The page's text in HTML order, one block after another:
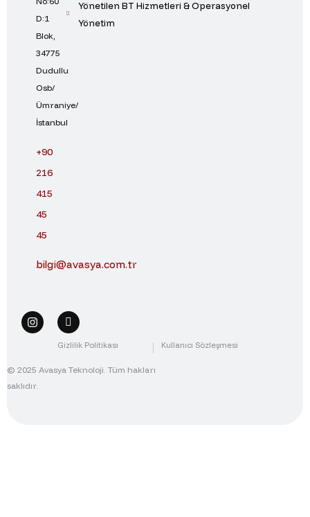
D:1
Blok,
34775
Dudullu
Osb/
Ümraniye/
İstanbul
+90
216
415
45
45
bilgi@avasya.com.tr
Yönetilen BT Hizmetleri & Operasyonel
Yönetim
Gizlilik Politikası Kullanıcı Sözleşmesi
© 2025 Avasya Teknoloji. Tüm hakları
saklıdır.